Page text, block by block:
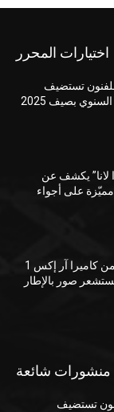
اختيارات المحرر
تستضيف
النسخة الثالثة من معرضها السنوي بصيف 2025
لانا” يكشف عن
على أجواء
سوني تطلق الجيل الثالث من كاميرا آر إكس 1
صور بالإطار
منشورات شائعة
تستضيف